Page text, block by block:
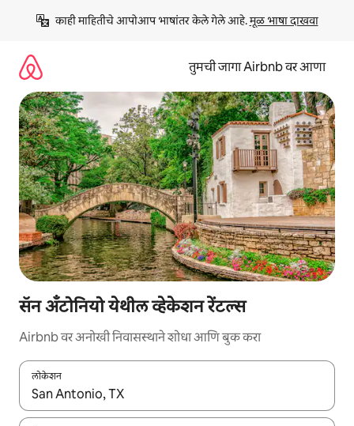
काही माहितीचे आपोआप भाषांतर केले गेले आहे. मूळ भाषा दाखवा
तुमची जागा Airbnb वर आणा
सॅन अँटोनियो येथील व्हेकेशन रेंटल्स
Airbnb वर अनोखी निवासस्थाने शोधा आणि बुक करा
लोकेशन
जेव्हा परिणाम उपलब्ध असतील, तेव्हा वरच्या आणि खाली बाणांच्या किजसह